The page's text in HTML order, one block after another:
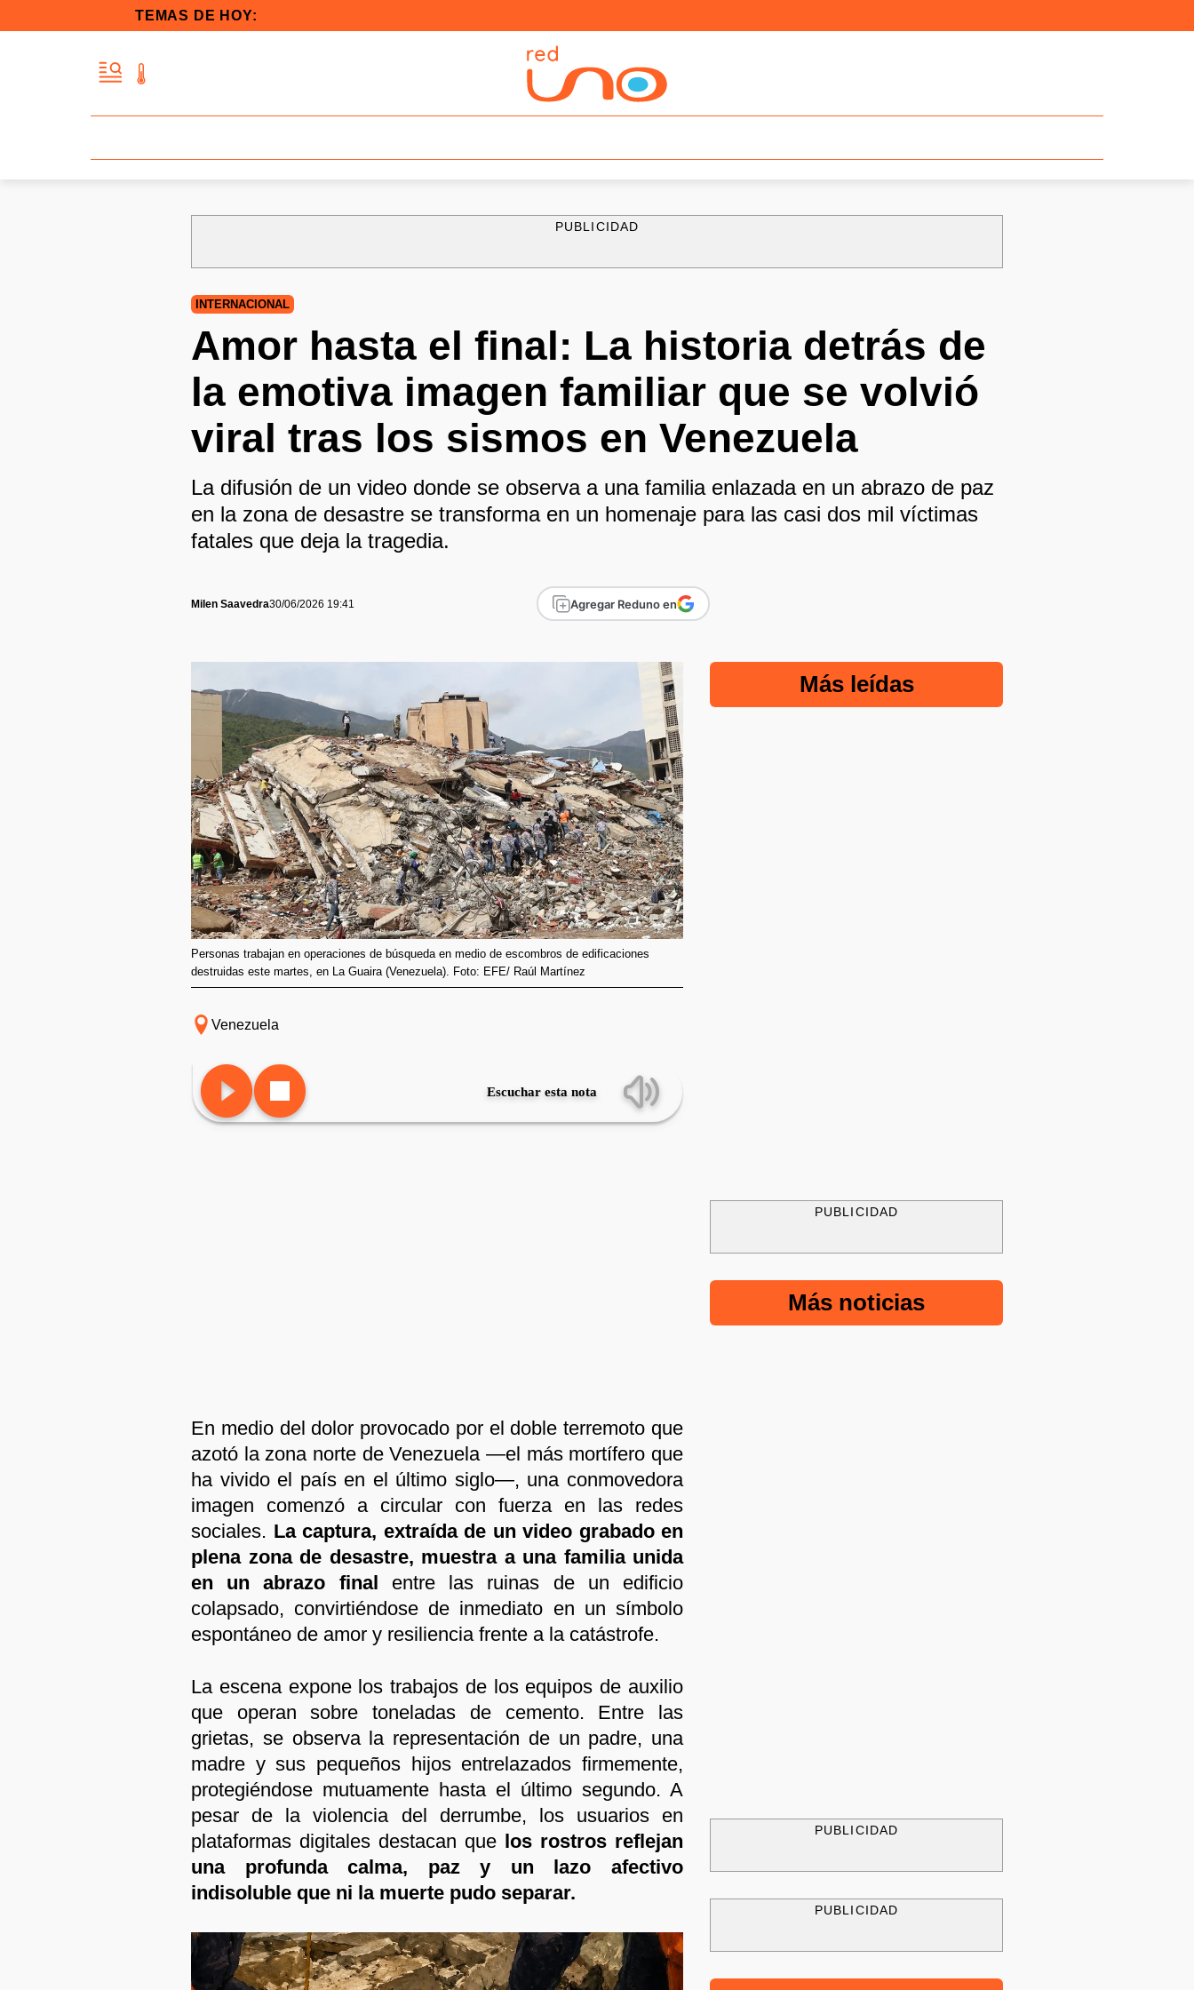
TEMAS DE HOY:
PUBLICIDAD
INTERNACIONAL
Amor hasta el final: La historia detrás de
la emotiva imagen familiar que se volvió
viral tras los sismos en Venezuela
La difusión de un video donde se observa a una familia enlazada en un abrazo de paz
en la zona de desastre se transforma en un homenaje para las casi dos mil víctimas
fatales que deja la tragedia.
Milen Saavedra30/06/2026 19:41 Agregar Reduno en
Personas trabajan en operaciones de búsqueda en medio de escombros de edificaciones
destruidas este martes, en La Guaira (Venezuela). Foto: EFE/ Raúl Martínez
Venezuela
Escuchar esta nota
En medio del dolor provocado por el doble terremoto que
azotó la zona norte de Venezuela —el más mortífero que
ha vivido el país en el último siglo—, una conmovedora
imagen comenzó a circular con fuerza en las redes
sociales. La captura, extraída de un video grabado en
plena zona de desastre, muestra a una familia unida
en un abrazo final entre las ruinas de un edificio
colapsado, convirtiéndose de inmediato en un símbolo
espontáneo de amor y resiliencia frente a la catástrofe.
La escena expone los trabajos de los equipos de auxilio
que operan sobre toneladas de cemento. Entre las
grietas, se observa la representación de un padre, una
madre y sus pequeños hijos entrelazados firmemente,
protegiéndose mutuamente hasta el último segundo. A
pesar de la violencia del derrumbe, los usuarios en
plataformas digitales destacan que los rostros reflejan
una profunda calma, paz y un lazo afectivo
indisoluble que ni la muerte pudo separar.
Más leídas
PUBLICIDAD
Más noticias
PUBLICIDAD
PUBLICIDAD